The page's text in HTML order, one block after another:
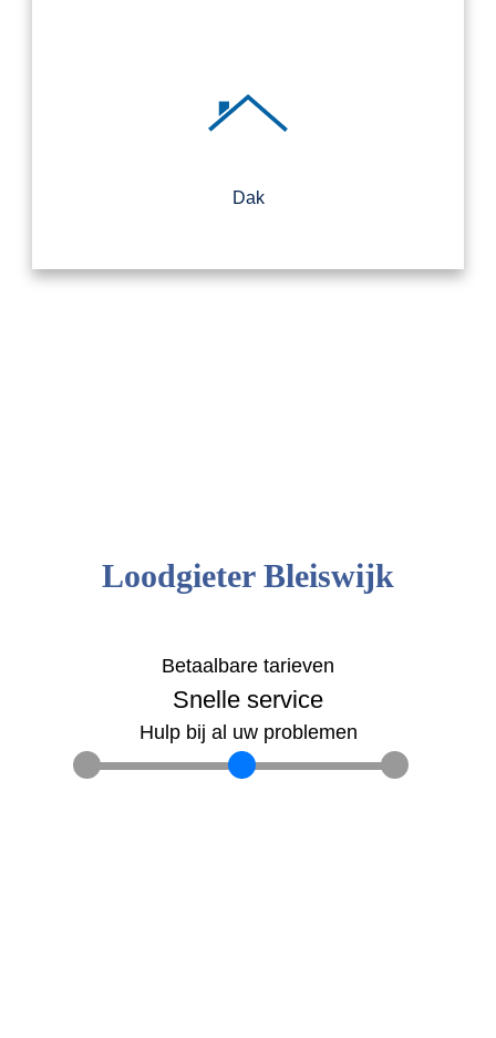
Dak
Loodgieter Bleiswijk
Betaalbare tarieven
Snelle service
Hulp bij al uw problemen